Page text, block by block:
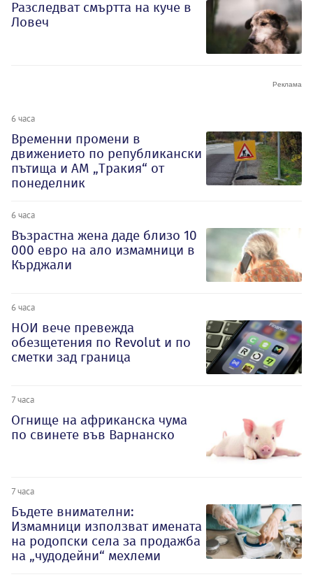
Разследват смъртта на куче в
Ловеч
6 часа
Временни промени в
движението по републикански
пътища и АМ „Тракия“ от
понеделник
6 часа
Възрастна жена даде близо 10
000 евро на ало измамници в
Кърджали
6 часа
НОИ вече превежда
обезщетения по Revolut и по
сметки зад граница
7 часа
Огнище на африканска чума
по свинете във Варнанско
7 часа
Бъдете внимателни:
Измамници използват имената
на родопски села за продажба
на „чудодейни“ мехлеми